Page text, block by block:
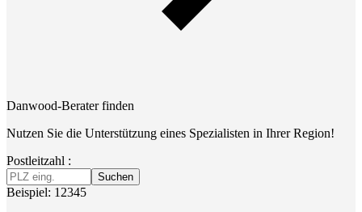
Danwood-Berater finden
Nutzen Sie die Unterstützung eines Spezialisten in Ihrer Region!
Postleitzahl :
Suchen
Beispiel: 12345